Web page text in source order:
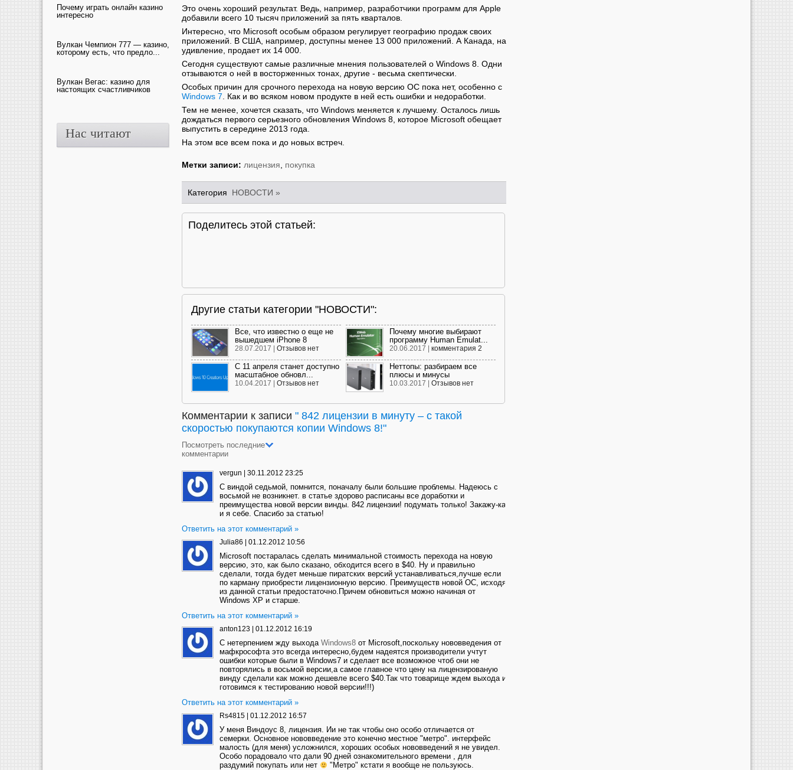
Это очень хороший результат. Ведь, например, разработчики программ для Apple
добавили всего 10 тысяч приложений за пять кварталов.
Интересно, что Microsoft особым образом регулирует географию продаж своих
приложений. В США, например, доступны менее 13 000 приложений. А Канада, на
удивление, продает их 14 000.
Сегодня существуют самые различные мнения пользователей о Windows 8. Одни
отзываются о ней в восторженных тонах, другие - весьма скептически.
Особых причин для срочного перехода на новую версию ОС пока нет, особенно с
Windows 7 . Как и во всяком новом продукте в ней есть ошибки и недоработки.
Тем не менее, хочется сказать, что Windows меняется к лучшему. Осталось лишь
дождаться первого серьезного обновления Windows 8, которое Microsoft обещает
выпустить в середине 2013 года.
На этом все всем пока и до новых встреч.
Метки записи: лицензия покупка
Категория НОВОСТИ »
Поделитесь этой статьей:
Другие статьи категории "НОВОСТИ":
Все, что известно о еще не
вышедшем iPhone 8
28.07.2017 | Отзывов нет
Почему многие выбирают
программу Human Emulat...
20.06.2017 | комментария 2
С 11 апреля станет доступно
масштабное обновл...
10.04.2017 | Отзывов нет
Неттопы: разбираем все
плюсы и минусы
10.03.2017 | Отзывов нет
Комментарии к записи " 842 лицензии в минуту – с такой
скоростью покупаются копии Windows 8!"
Посмотреть последние
комментарии
vergun 30.11.2012 23:25
C виндой седьмой, помнится, поначалу были большие проблемы. Надеюсь с
восьмой не возникнет. в статье здорово расписаны все доработки и
преимущества новой версии винды. 842 лицензии! подумать только! Закажу-ка
и я себе. Спасибо за статью!
Ответить на этот комментарий »
Julia86 01.12.2012 10:56
Microsoft постаралась сделать минимальной стоимость перехода на новую
версию, это, как было сказано, обходится всего в $40. Ну и правильно
сделали, тогда будет меньше пиратских версий устанавливаться,лучше если
по карману приобрести лицензионную версию. Преимуществ новой ОС, исходя
из данной статьи предостаточно.Причем обновиться можно начиная от
Windows XP и старше.
Ответить на этот комментарий »
anton123 01.12.2012 16:19
С нетерпением жду выхода Windows8 от Microsoft,поскольку нововведения от
мафкрософта это всегда интересно,будем надеятся производители учтут
ошибки которые были в Windows7 и сделает все возможное чтоб они не
повторялись в восьмой версии,а самое главное что цену на лицензированую
винду сделали как можно дешевле всего $40.Так что товарище ждем выхода и
готовимся к тестированию новой версии!!!)
Ответить на этот комментарий »
Rs4815 01.12.2012 16:57
У меня Виндоус 8, лицензия. Ии не так чтобы оно особо отличается от
семерки. Основное нововведение это конечно местное "метро". интерфейс
малость (для меня) усложнился, хороших особых нововведений я не увидел.
Особо порадовало что дали 90 дней ознакомительного времени , для
раздумий покупать или нет
"Метро" кстати я вообще не пользуюсь.
Почему играть онлайн казино
интересно
Вулкан Чемпион 777 — казино,
которому есть, что предло...
Вулкан Вегас: казино для
настоящих счастливчиков
Нас читают